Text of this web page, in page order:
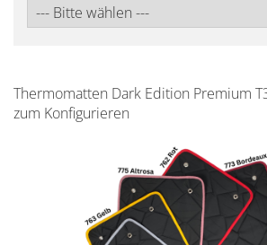
Thermomatten Dark Edition Premium
zum Konfigurieren